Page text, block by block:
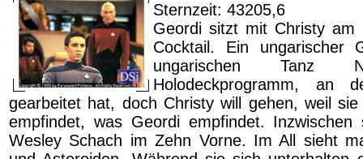
Sternzeit: 43205,6
Geordi sitzt mit Christy am
Cocktail. Ein ungarischer
ungarischen
Holodeckprogramm,
gearbeitet hat, doch Christy will gehen, weil
empfindet, was Geordi empfindet. Inzwischen
Wesley Schach im Zehn Vorne. Im All sieht